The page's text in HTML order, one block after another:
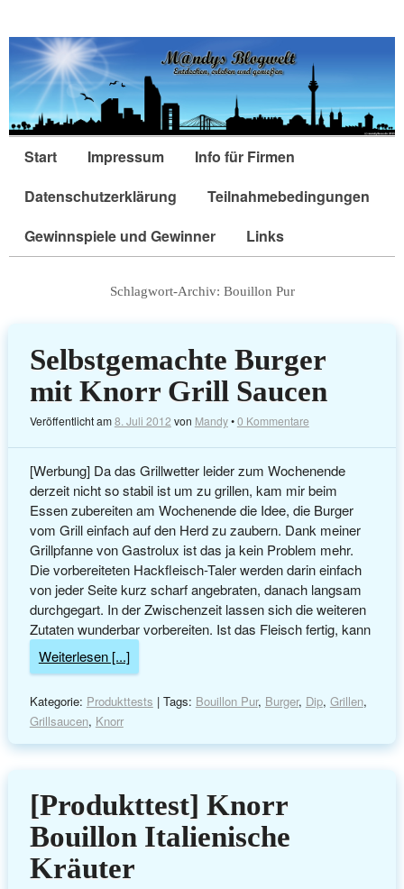
Start Impressum
Info für Firmen
Datenschutzerklärung
Teilnahmebedingungen
Gewinnspiele und Gewinner
Links
Schlagwort-Archiv: Bouillon Pur
Selbstgemachte Burger
mit Knorr Grill Saucen
Veröffentlicht am8. Juli 2012 von Mandy•0 Kommentare
[Werbung] Da das Grillwetter leider zum Wochenende
derzeit nicht so stabil ist um zu grillen, kam mir beim
Essen zubereiten am Wochenende die Idee, die Burger
vom Grill einfach auf den Herd zu zaubern. Dank meiner
Grillpfanne von Gastrolux ist das ja kein Problem mehr.
Die vorbereiteten Hackfleisch-Taler werden darin einfach
von jeder Seite kurz scharf angebraten, danach langsam
durchgegart. In der Zwischenzeit lassen sich die weiteren
Zutaten wunderbar vorbereiten. Ist das Fleisch fertig, kann
Weiterlesen [...]
Kategorie: Produkttests | Tags: Bouillon Pur, Burger, Dip, Grillen,
Grillsaucen, Knorr
[Produkttest] Knorr
Bouillon Italienische
Kräuter